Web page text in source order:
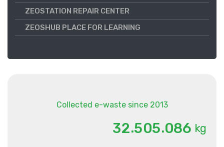
ZEOSTATION REPAIR CENTER
ZEOSHUB PLACE FOR LEARNING
Collected e-waste since 2013
32.505.086 kg